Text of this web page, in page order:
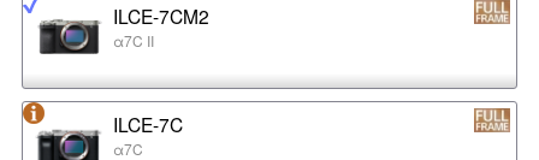
ILCE-7CM2
α7C II
ILCE-7C
α7C